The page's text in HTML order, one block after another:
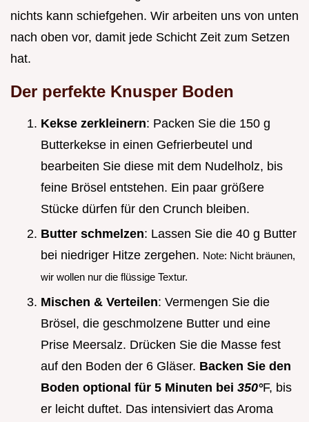
nichts kann schiefgehen. Wir arbeiten uns von unten
nach oben vor, damit jede Schicht Zeit zum Setzen
hat.
Der perfekte Knusper Boden
Kekse zerkleinern: Packen Sie die 150 g
Butterkekse in einen Gefrierbeutel und
bearbeiten Sie diese mit dem Nudelholz, bis
feine Brösel entstehen. Ein paar größere
Stücke dürfen für den Crunch bleiben.
Butter schmelzen: Lassen Sie die 40 g Butter
bei niedriger Hitze zergehen. Note: Nicht bräunen,
wir wollen nur die flüssige Textur.
Mischen & Verteilen: Vermengen Sie die
Brösel, die geschmolzene Butter und eine
Prise Meersalz. Drücken Sie die Masse fest
auf den Boden der 6 Gläser. Backen Sie den
Boden optional für 5 Minuten bei 350°F, bis
er leicht duftet. Das intensiviert das Aroma